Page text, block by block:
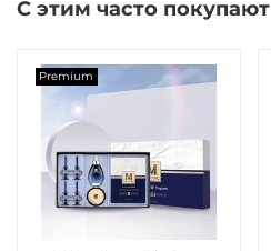
С этим часто покупают
Premium